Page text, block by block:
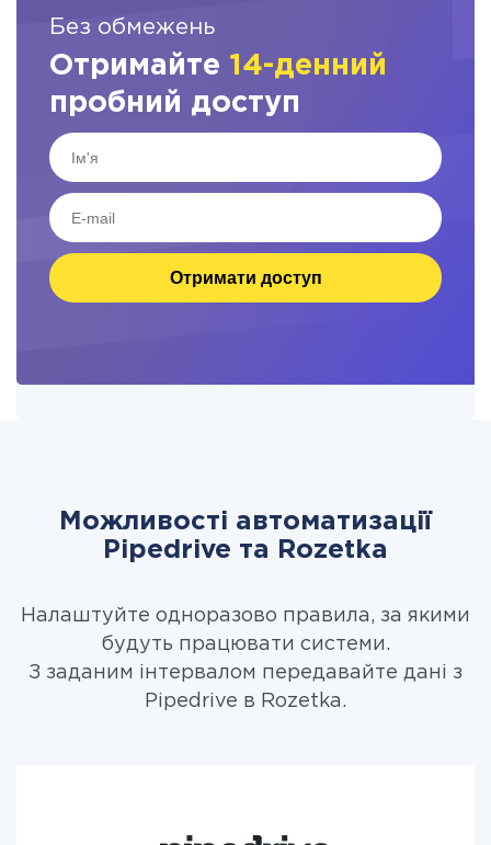
Без обмежень
Отримайте 14-денний
пробний доступ
Отримати доступ
Можливості автоматизації
Pipedrive та Rozetka
Налаштуйте одноразово правила, за якими
будуть працювати системи.
З заданим інтервалом передавайте дані з
Pipedrive в Rozetka.